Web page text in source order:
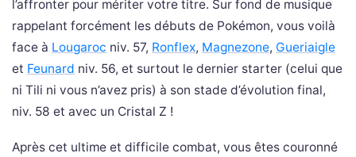
l’affronter pour mériter votre titre. Sur fond de musique
rappelant forcément les débuts de Pokémon, vous voilà
face à Lougaroc niv. 57, Ronflex, Magnezone, Gueriaigle
et Feunard niv. 56, et surtout le dernier starter (celui que
ni Tili ni vous n’avez pris) à son stade d’évolution final,
niv. 58 et avec un Cristal Z !
Après cet ultime et difficile combat, vous êtes couronné